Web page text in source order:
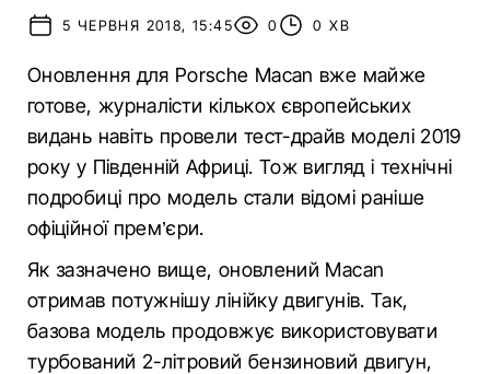
5 ЧЕРВНЯ 2018, 15:45 0 0 ХВ
Оновлення для Porsche Macan вже майже
готове, журналісти кількох європейських
видань навіть провели тест-драйв моделі 2019
року у Південній Африці. Тож вигляд і технічні
подробиці про модель стали відомі раніше
офіційної прем’єри.
Як зазначено вище, оновлений Macan
отримав потужнішу лінійку двигунів. Так,
базова модель продовжує використовувати
турбований 2-літровий бензиновий двигун,